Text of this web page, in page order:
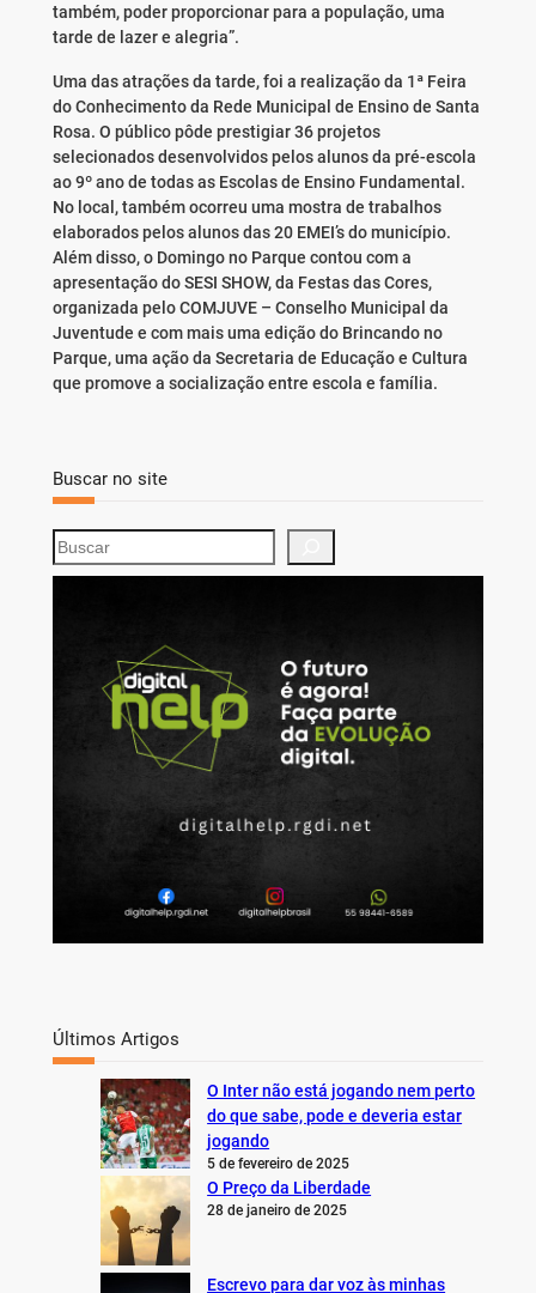
também, poder proporcionar para a população, uma
tarde de lazer e alegria”.
Uma das atrações da tarde, foi a realização da 1ª Feira
do Conhecimento da Rede Municipal de Ensino de Santa
Rosa. O público pôde prestigiar 36 projetos
selecionados desenvolvidos pelos alunos da pré-escola
ao 9º ano de todas as Escolas de Ensino Fundamental.
No local, também ocorreu uma mostra de trabalhos
elaborados pelos alunos das 20 EMEI’s do município.
Além disso, o Domingo no Parque contou com a
apresentação do SESI SHOW, da Festas das Cores,
organizada pelo COMJUVE – Conselho Municipal da
Juventude e com mais uma edição do Brincando no
Parque, uma ação da Secretaria de Educação e Cultura
que promove a socialização entre escola e família.
Buscar no site
S
e
Últimos Artigos
O Inter não está jogando nem perto
do que sabe, pode e deveria estar
jogando
5 de fevereiro de 2025
O Preço da Liberdade
28 de janeiro de 2025
Escrevo para dar voz às minhas